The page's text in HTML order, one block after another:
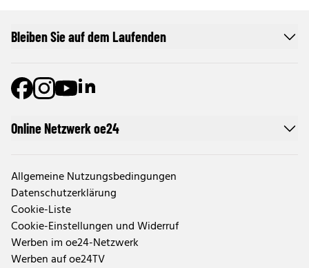
Online Netzwerk oe24
Allgemeine Nutzungsbedingungen
Datenschutzerklärung
Cookie-Liste
Cookie-Einstellungen und Widerruf
Werben im oe24-Netzwerk
Werben auf oe24TV
Bleiben Sie auf dem Laufenden